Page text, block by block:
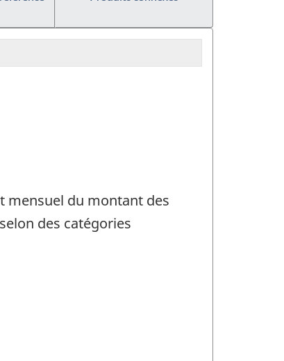
mensuel du montant des
des catégories